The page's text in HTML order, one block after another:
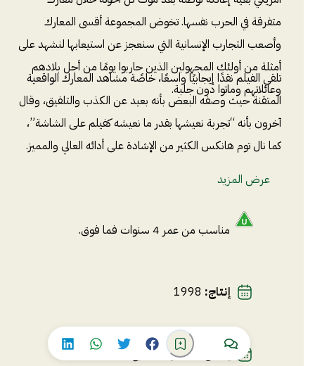
متفرقة في الحرب نفسها. تخوض المجموعة أقسى المعارك
وأصعب التجارب الإنسانية التي سنعجز عن استيعابها لنشهد على
أمثلة من أولئك المجهولين الذين حاربوا يومًا من أجل بلادهم
وعائلاتهم وماتوا دون جلبة.
تلقى الفيلم نقدًا إيجابيًا واسعًا، خاصًة مشاهد المعارك الواقعية
المتقنة حيث وصفه البعض بأنه بعيد عن الكذب والتلفيق، وقال
آخرون بأنه “تجربة نعيشها بقدر ما نعيشه كفيلم على الشاشة”،
كما نال توم هانكس الكثير من الإشادة على أدائه العالي والمميز.
عرض المزيد
مناسب من عمر 4 سنوات فما فوق.
إنتاج:
1998
ستيفن سبيلبرغ